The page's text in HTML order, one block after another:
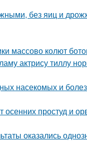
без яиц и
массово колют
актрису тиллу
насекомых и
простуд и
оказались